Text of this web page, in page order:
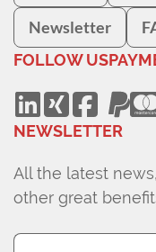
Newsletter
FOLLOW US
NEWSLETTER
All the latest
other great